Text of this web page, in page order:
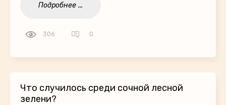
Подробнее ...
306 0
Что случилось среди сочной лесной
зелени?